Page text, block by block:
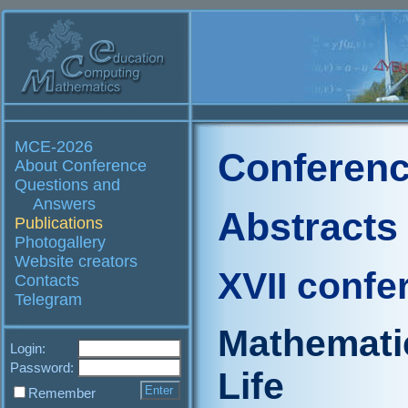
MCE-2026
About Conference
Questions and
Answers
Publications
Photogallery
Website creators
Contacts
Telegram
Login:
Password:
Remember
Abstracts
XVII
Life